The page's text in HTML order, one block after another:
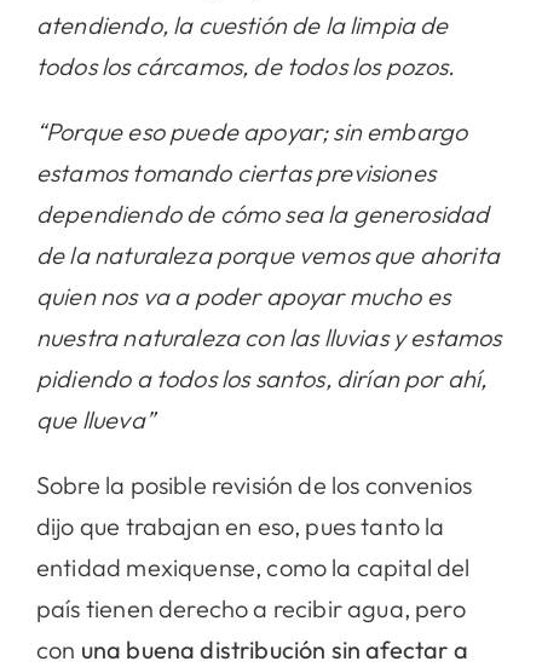
atendiendo, la cuestión de la limpia de
todos los cárcamos, de todos los pozos.
“Porque eso puede apoyar; sin embargo
estamos tomando ciertas previsiones
dependiendo de cómo sea la generosidad
de la naturaleza porque vemos que ahorita
quien nos va a poder apoyar mucho es
nuestra naturaleza con las lluvias y estamos
pidiendo a todos los santos, dirían por ahí,
que llueva”
Sobre la posible revisión de los convenios
dijo que trabajan en eso, pues tanto la
entidad mexiquense, como la capital del
país tienen derecho a recibir agua, pero
con una buena distribución sin afectar a